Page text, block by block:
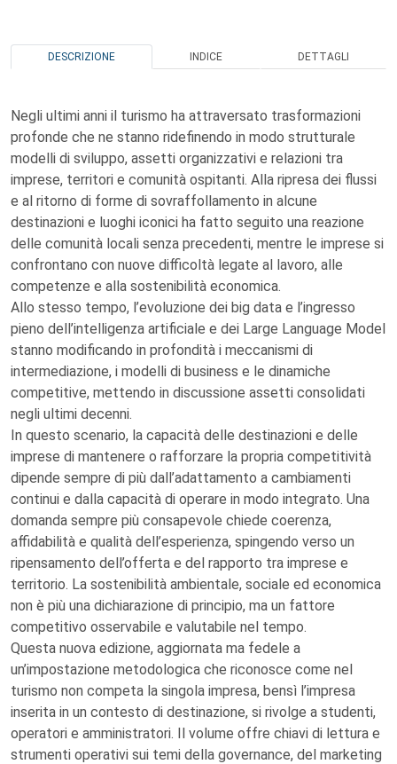
DESCRIZIONE INDICE DETTAGLI
Negli ultimi anni il turismo ha attraversato trasformazioni
profonde che ne stanno ridefinendo in modo strutturale
modelli di sviluppo, assetti organizzativi e relazioni tra
imprese, territori e comunità ospitanti. Alla ripresa dei flussi
e al ritorno di forme di sovraffollamento in alcune
destinazioni e luoghi iconici ha fatto seguito una reazione
delle comunità locali senza precedenti, mentre le imprese si
confrontano con nuove difficoltà legate al lavoro, alle
competenze e alla sostenibilità economica.
Allo stesso tempo, l’evoluzione dei big data e l’ingresso
pieno dell’intelligenza artificiale e dei Large Language Model
stanno modificando in profondità i meccanismi di
intermediazione, i modelli di business e le dinamiche
competitive, mettendo in discussione assetti consolidati
negli ultimi decenni.
In questo scenario, la capacità delle destinazioni e delle
imprese di mantenere o rafforzare la propria competitività
dipende sempre di più dall’adattamento a cambiamenti
continui e dalla capacità di operare in modo integrato. Una
domanda sempre più consapevole chiede coerenza,
affidabilità e qualità dell’esperienza, spingendo verso un
ripensamento dell’offerta e del rapporto tra imprese e
territorio. La sostenibilità ambientale, sociale ed economica
non è più una dichiarazione di principio, ma un fattore
competitivo osservabile e valutabile nel tempo.
Questa nuova edizione, aggiornata ma fedele a
un’impostazione metodologica che riconosce come nel
turismo non competa la singola impresa, bensì l’impresa
inserita in un contesto di destinazione, si rivolge a studenti,
operatori e amministratori. Il volume offre chiavi di lettura e
strumenti operativi sui temi della governance, del marketing